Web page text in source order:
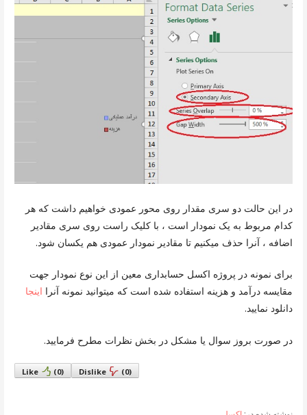
در این حالت دو سری مقدار روی محور عمودی خواهیم داشت که هر
کدام مربوط به یک نمودار است ، با کلیک راست روی سری مقادیر
اضافه ، آنرا حذف میکنیم تا مقادیر نمودار عمودی هم یکسان شود.
برای نمونه در پروژه اکسل حسابداری معین از این نوع نمودار جهت
مقایسه درآمد و هزینه استفاده شده است که میتوانید نمونه آنرا اینجا
دانلود نمایید.
در صورت بروز سوال یا مشکل در بخش نظرات مطرح فرمایید.
Like (0) Dislike (0)